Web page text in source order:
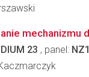
mechanizmu
23 , panel: NZ1